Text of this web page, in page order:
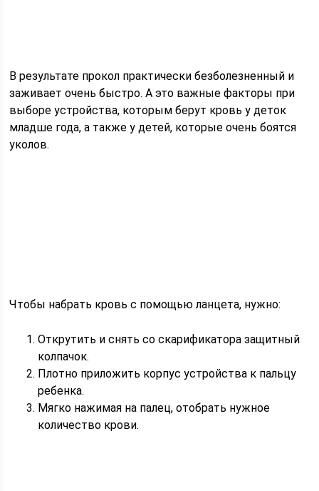
В результате прокол практически безболезненный и
заживает очень быстро. А это важные факторы при
выборе устройства, которым берут кровь у деток
младше года, а также у детей, которые очень боятся
уколов.
Чтобы набрать кровь с помощью ланцета, нужно:
Открутить и снять со скарификатора защитный
колпачок.
Плотно приложить корпус устройства к пальцу
ребенка.
Мягко нажимая на палец, отобрать нужное
количество крови.